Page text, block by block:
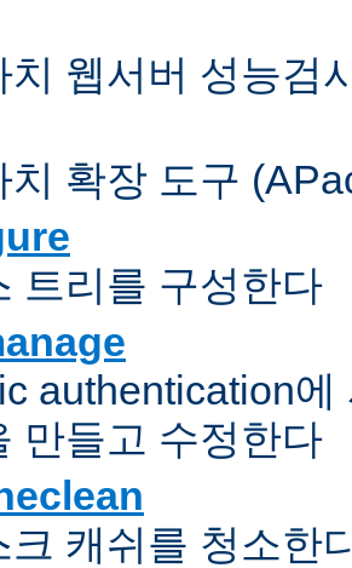
치 웹서버 성능검
치 확장 도구
트리를 구성한다
authentication
만들고 수정한다
크 캐쉬를 청소한